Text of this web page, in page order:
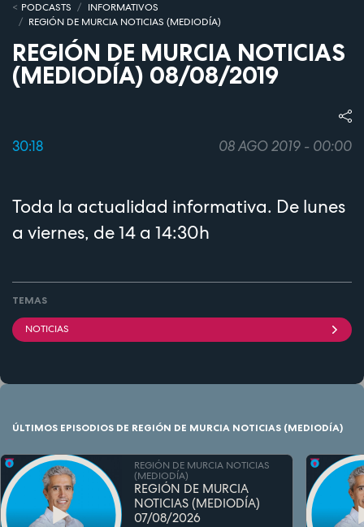
PODCASTS
INFORMATIVOS
REGIÓN DE MURCIA NOTICIAS (MEDIODÍA)
REGIÓN DE MURCIA NOTICIAS
(MEDIODÍA) 08/08/2019
30:18 08 AGO 2019 - 00:00
Toda la actualidad informativa. De lunes
a viernes, de 14 a 14:30h
TEMAS
NOTICIAS
ÚLTIMOS EPISODIOS DE REGIÓN DE MURCIA NOTICIAS (MEDIODÍA)
REGIÓN DE MURCIA NOTICIAS
(MEDIODÍA)
REGIÓN DE MURCIA
NOTICIAS (MEDIODÍA)
07/08/2026